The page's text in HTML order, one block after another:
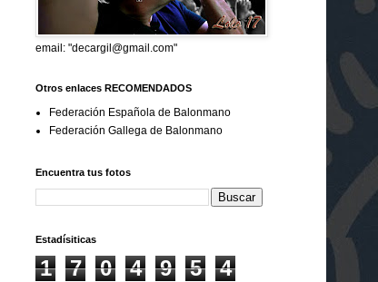
email: "decargil@gmail.com"
Otros enlaces RECOMENDADOS
Federación Española de Balonmano
Federación Gallega de Balonmano
Encuentra tus fotos
Estadísiticas
1 7 0 4 9 5 4